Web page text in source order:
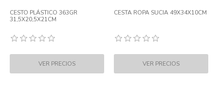
CESTO PLÁSTICO 363GR
31,5X20,5X21CM
CESTA ROPA SUCIA 49X34X10CM